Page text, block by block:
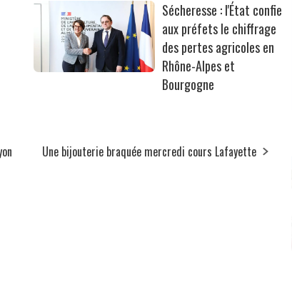
Sécheresse : l'État confie
aux préfets le chiffrage
des pertes agricoles en
Rhône-Alpes et
Bourgogne
Une bijouterie braquée mercredi cours Lafayette